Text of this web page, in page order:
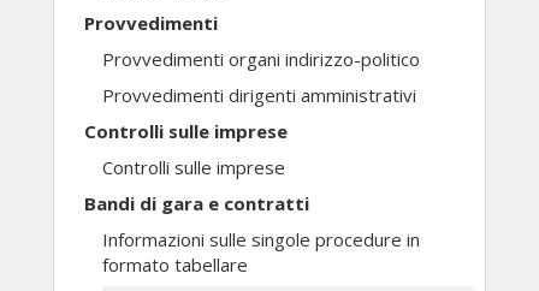
Provvedimenti
Provvedimenti organi indirizzo-politico
Provvedimenti dirigenti amministrativi
Controlli sulle imprese
Controlli sulle imprese
Bandi di gara e contratti
Informazioni sulle singole procedure in
formato tabellare